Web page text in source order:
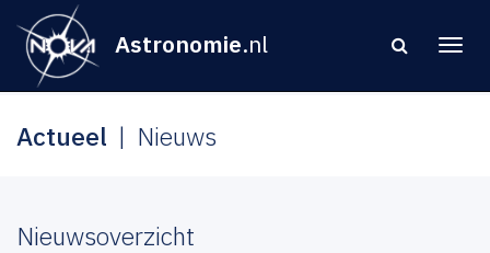
Astronomie.nl
Actueel Nieuws
Nieuwsoverzicht